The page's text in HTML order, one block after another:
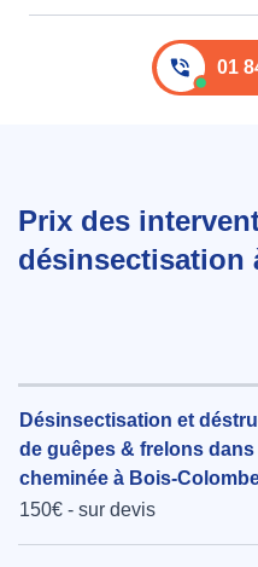
01
Prix des
désinsectisation
Désinsectisation et
de guêpes & frelons dans
cheminée à Bois-
150€ - sur devis